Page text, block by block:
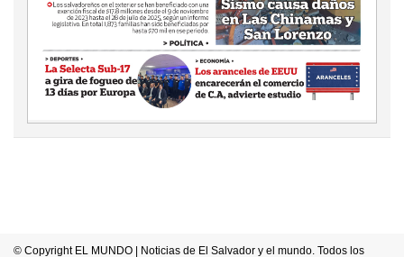
© Copyright EL MUNDO | Noticias de El Salvador y el mundo. Todos los